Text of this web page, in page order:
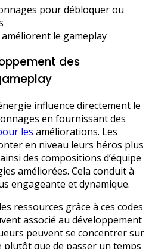
pour débloquer ou
le gameplay
des
influence directement le
en fournissant des
les améliorations. Les
en niveau leurs héros plus
des compositions d’équipe
améliorées. Cela conduit à
engageante et dynamique.
ressources grâce à ces codes
associé au développement
peuvent se concentrer sur
que de passer un temps